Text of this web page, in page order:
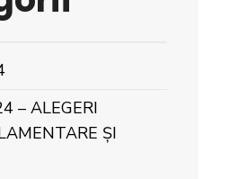
– ALEGERI
ȘI